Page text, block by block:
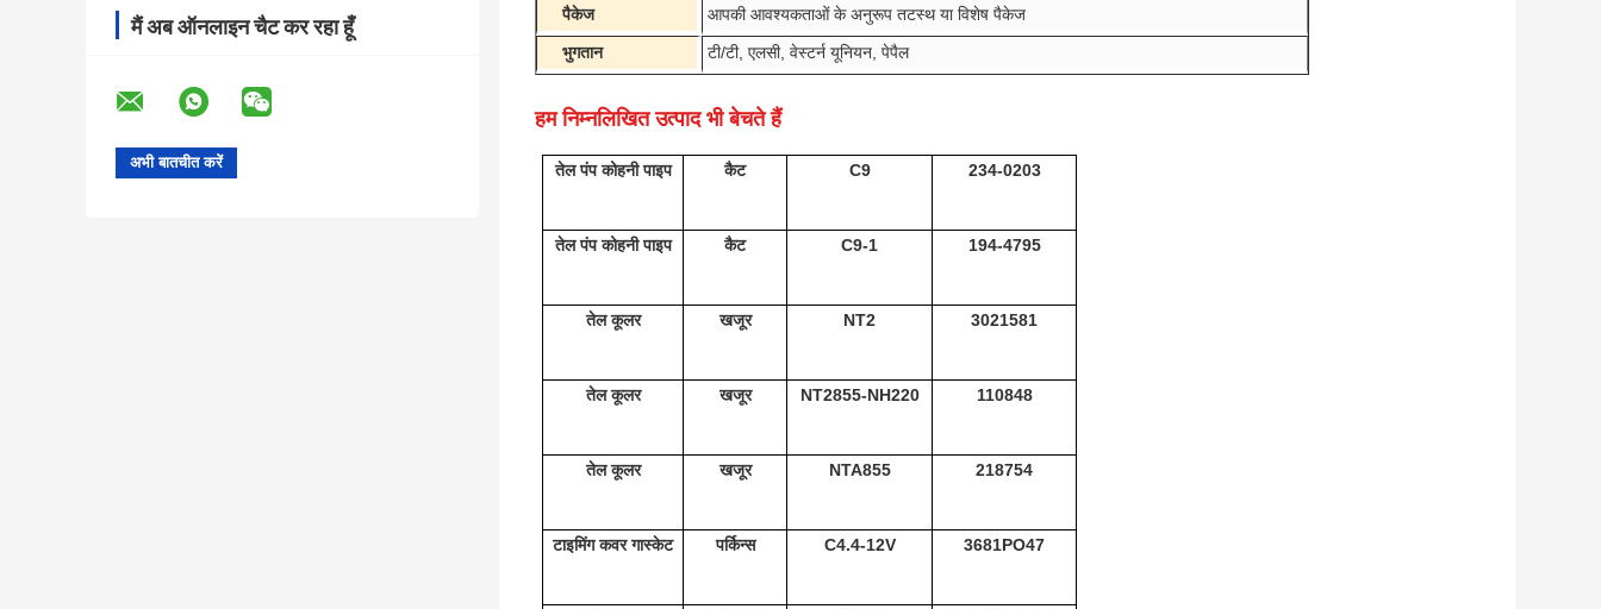
मैं अब ऑनलाइन चैट कर रहा हूँ
पैकेज
आपकी आवश्यकताओं के अनुरूप तटस्थ या विशेष पैकेज
भुगतान
टी/टी, एलसी, वेस्टर्न यूनियन, पेपैल
हम निम्नलिखित उत्पाद भी बेचते हैं
तेल पंप कोहनी पाइप कैट C9 234-0203
तेल पंप कोहनी पाइप कैट C9-1 194-4795
तेल कूलर खजूर NT2 3021581
तेल कूलर खजूर NT2855-NH220 110848
तेल कूलर खजूर NTA855 218754
टाइमिंग कवर गास्केट पर्किन्स C4.4-12V 3681PO47